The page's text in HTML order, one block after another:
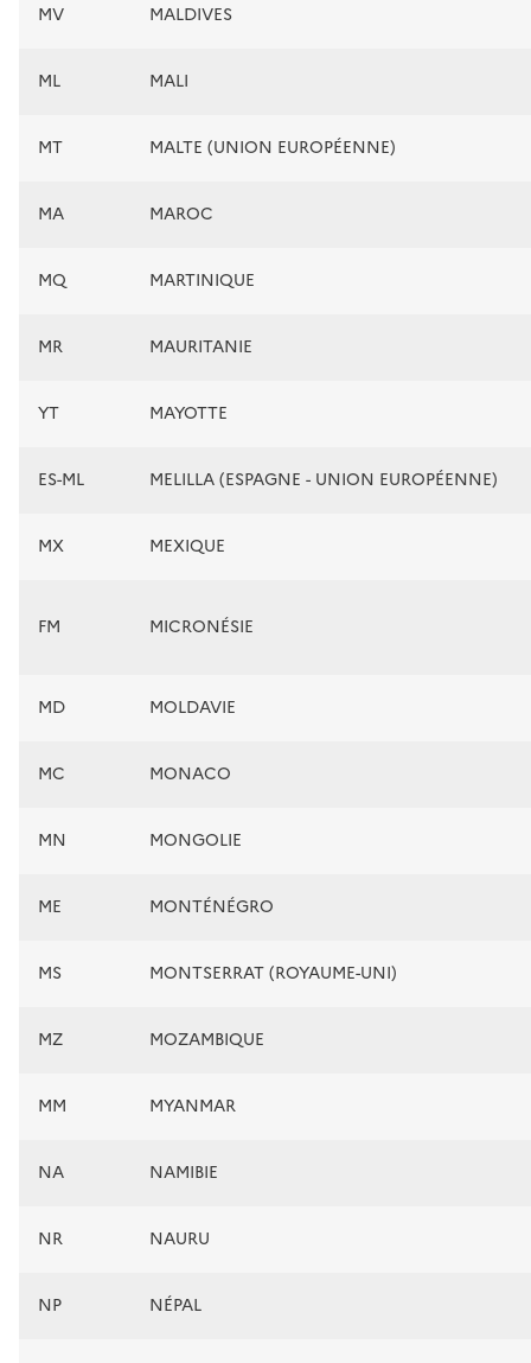
MV MALDIVES
ML MALI
MT MALTE (UNION EUROPÉENNE)
MA MAROC
MQ MARTINIQUE
MR MAURITANIE
YT MAYOTTE
ES-ML MELILLA (ESPAGNE - UNION EUROPÉENNE)
MX MEXIQUE
FM MICRONÉSIE
MD MOLDAVIE
MC MONACO
MN MONGOLIE
ME MONTÉNÉGRO
MS MONTSERRAT (ROYAUME-UNI)
MZ MOZAMBIQUE
MM MYANMAR
NA NAMIBIE
NR NAURU
NP NÉPAL